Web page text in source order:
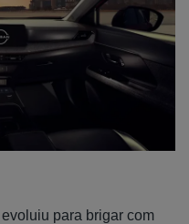
para brigar com